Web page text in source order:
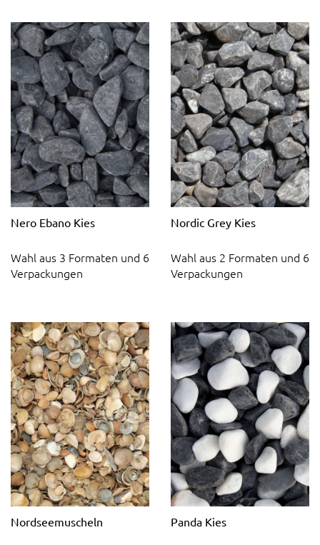
Nero Ebano Kies
Wahl aus 3 Formaten und 6
Verpackungen
Nordic Grey Kies
Wahl aus 2 Formaten und 6
Verpackungen
Nordseemuscheln Panda Kies